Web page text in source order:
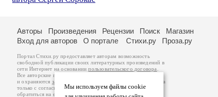
Мы используем файлы cookie
Авторы Произведения Рецензии Поиск
Магазин
Вход для авторов
О портале Стихи.ру Проза.ру
Портал Стихи.ру предоставляет авторам возможность
свободной публикации своих литературных произведений в
сети Интернет на основаниипользовательского договора
Все авторские права на произведения принадлежат авторам
и охраняются законом
. Перепечатка произведений возможна
только с согласия его автора, к которому вы можете
обратиться на его авторской странице. Ответственность за